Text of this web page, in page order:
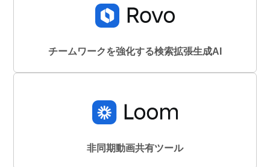
チームワークを強化する検索拡張生成AI
非同期動画共有ツール